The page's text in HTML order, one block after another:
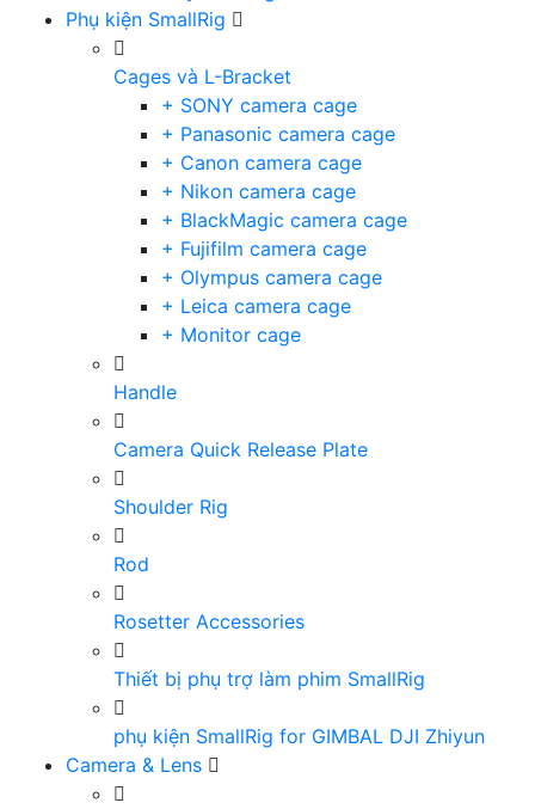
Phụ kiện SmallRig
Cages và L-Bracket
+ SONY camera cage
+ Panasonic camera cage
+ Canon camera cage
+ Nikon camera cage
+ BlackMagic camera cage
+ Fujifilm camera cage
+ Olympus camera cage
+ Leica camera cage
+ Monitor cage
Handle
Camera Quick Release Plate
Shoulder Rig
Rod
Rosetter Accessories
Thiết bị phụ trợ làm phim SmallRig
phụ kiện SmallRig for GIMBAL DJI Zhiyun
Camera & Lens